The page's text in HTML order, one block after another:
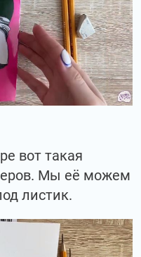
вот такая
Мы её можем
листик.